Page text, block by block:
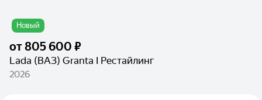
Новый
от805 600 ₽
Lada (ВАЗ) Granta I Рестайлинг
2026